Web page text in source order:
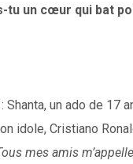
tu un cœur qui bat
Shanta, un ado de 17
idole, Cristiano
mes amis